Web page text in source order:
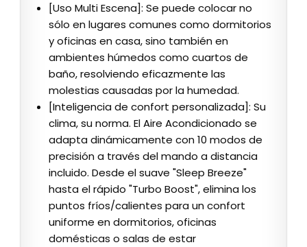
[Uso Multi Escena]: Se puede colocar no
sólo en lugares comunes como dormitorios
y oficinas en casa, sino también en
ambientes húmedos como cuartos de
baño, resolviendo eficazmente las
molestias causadas por la humedad.
[Inteligencia de confort personalizada]: Su
clima, su norma. El Aire Acondicionado se
adapta dinámicamente con 10 modos de
precisión a través del mando a distancia
incluido. Desde el suave "Sleep Breeze"
hasta el rápido "Turbo Boost", elimina los
puntos fríos/calientes para un confort
uniforme en dormitorios, oficinas
domésticas o salas de estar